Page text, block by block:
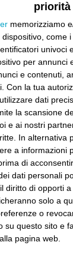
priorità
memorizziamo
come
univoci
per annunci
e contenuti,
Con la tua
dati
la scansione
e ai nostri
In alternativa
a informazioni
di
dati personali
diritto di opporti
solo a
o
su questo sito e
pagina web.
senti dire
a salve e un
quarantasei
Swift come se